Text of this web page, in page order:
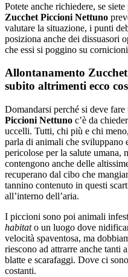
Potete anche richiedere, se
Zucchet Piccioni Nettuno
valutare la situazione, i punti
posiziona anche dei dissuasori
che essi si poggino su
Allontanamento
subito altrimenti ecco
Domandarsi perché si deve fare
Piccioni Nettuno c’è da
uccelli. Tutti, chi più e chi
parla di animali che sviluppano
pericolose per la salute umana,
contengono anche delle
recuperano dal cibo che
tannino contenuto in questi
all’interno dell’aria.
I piccioni sono poi animali
habitato un luogo dove
velocità spaventosa, ma
riescono ad attrarre anche tanti
blatte e scarafaggi. Dove ci
costanti.